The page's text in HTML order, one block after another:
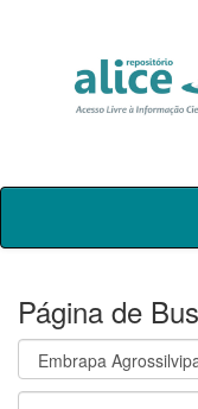
Skip
Página de